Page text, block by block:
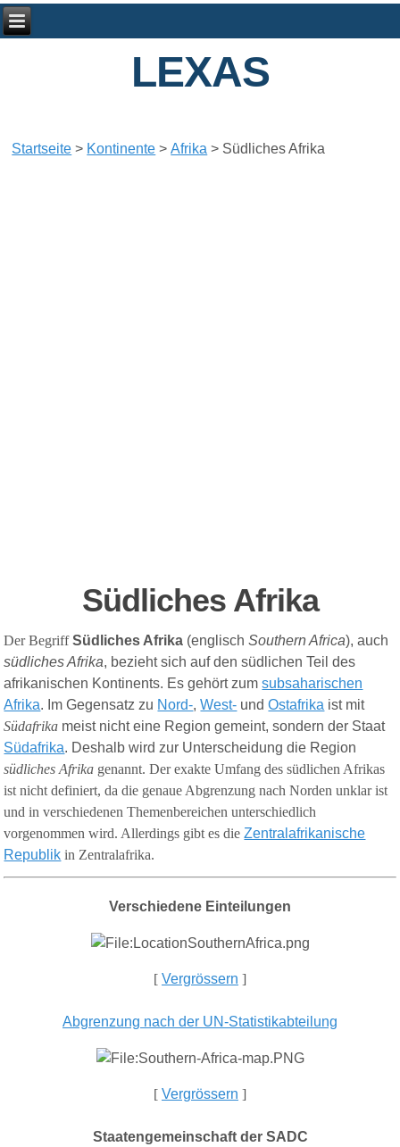
LEXAS
Startseite > Kontinente >Afrika > Südliches Afrika
Südliches Afrika
Der BegriffSüdliches Afrika (englischSouthern Africa), auch
südliches Afrika, bezieht sich auf den südlichen Teil des
afrikanischen Kontinents. Es gehört zumsubsaharischen
Afrika. Im Gegensatz zu Nord-,West- undOstafrika ist mit
Südafrika meist nicht eine Region gemeint, sondern der Staat
Südafrika. Deshalb wird zur Unterscheidung die Region
südliches Afrika genannt. Der exakte Umfang des südlichen Afrikas
ist nicht definiert,da die genaue Abgrenzung nach Norden unklar ist
und in verschiedenen Themenbereichen unterschiedlich
vorgenommen wird. Allerdings gibt es dieZentralafrikanische
Republik in Zentralafrika.
Verschiedene Einteilungen
[ Vergrössern ]
Abgrenzung nach der UN-Statistikabteilung
[ Vergrössern ]
Staatengemeinschaft der SADC